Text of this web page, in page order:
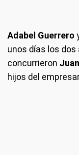
Adabel Guerrero
unos días los dos
concurrieron
hijos del